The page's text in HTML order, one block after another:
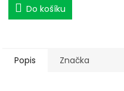
Do košíku
Popis Značka